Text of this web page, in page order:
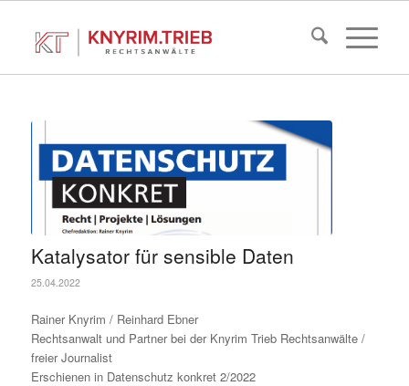
Katalysator für sensible Daten
25.04.2022
Rainer Knyrim / Reinhard Ebner
Rechtsanwalt und Partner bei der Knyrim Trieb Rechtsanwälte /
freier Journalist
Erschienen in Datenschutz konkret 2/2022